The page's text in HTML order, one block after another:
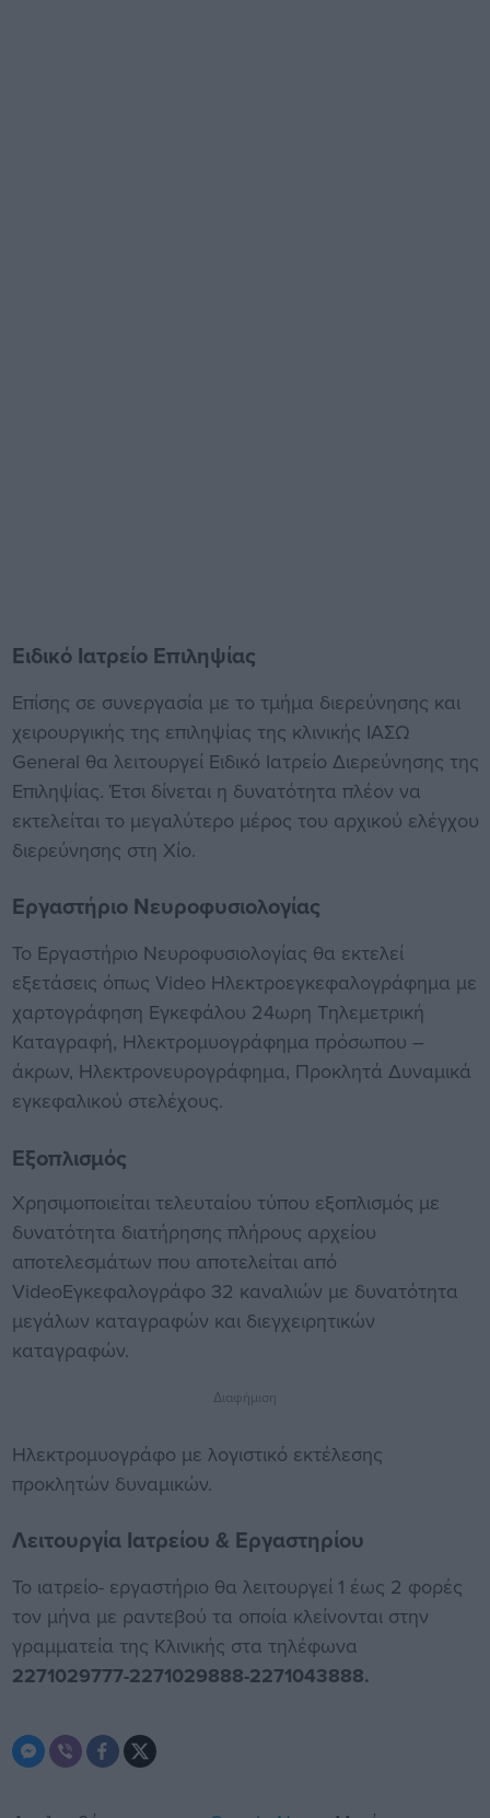
Ειδικό Ιατρείο Επιληψίας
Επίσης σε συνεργασία με το τμήμα διερεύνησης και
χειρουργικής της επιληψίας της κλινικής ΙΑΣΩ
General θα λειτουργεί Ειδικό Ιατρείο Διερεύνησης της
Επιληψίας. Έτσι δίνεται η δυνατότητα πλέον να
εκτελείται το μεγαλύτερο μέρος του αρχικού ελέγχου
διερεύνησης στη Χίο.
Εργαστήριο Νευροφυσιολογίας
Το Εργαστήριο Νευροφυσιολογίας θα εκτελεί
εξετάσεις όπως Video Ηλεκτροεγκεφαλογράφημα με
χαρτογράφηση Εγκεφάλου 24ωρη Τηλεμετρική
Καταγραφή, Ηλεκτρομυογράφημα πρόσωπου –
άκρων, Ηλεκτρονευρογράφημα, Προκλητά Δυναμικά
εγκεφαλικού στελέχους.
Εξοπλισμός
Χρησιμοποιείται τελευταίου τύπου εξοπλισμός με
δυνατότητα διατήρησης πλήρους αρχείου
αποτελεσμάτων που αποτελείται από
VideoΕγκεφαλογράφο 32 καναλιών με δυνατότητα
μεγάλων καταγραφών και διεγχειρητικών
καταγραφών.
Διαφήμιση
Ηλεκτρομυογράφο με λογιστικό εκτέλεσης
προκλητών δυναμικών.
Λειτουργία Ιατρείου & Εργαστηρίου
Το ιατρείο- εργαστήριο θα λειτουργεί 1 έως 2 φορές
τον μήνα με ραντεβού τα οποία κλείνονται στην
γραμματεία της Κλινικής στα τηλέφωνα
2271029777-2271029888-2271043888.